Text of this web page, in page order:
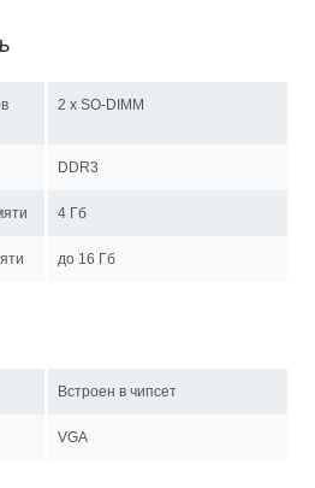
2 x SO-DIMM
DDR3
4 Гб
до 16 Гб
Встроен в чипсет
VGA